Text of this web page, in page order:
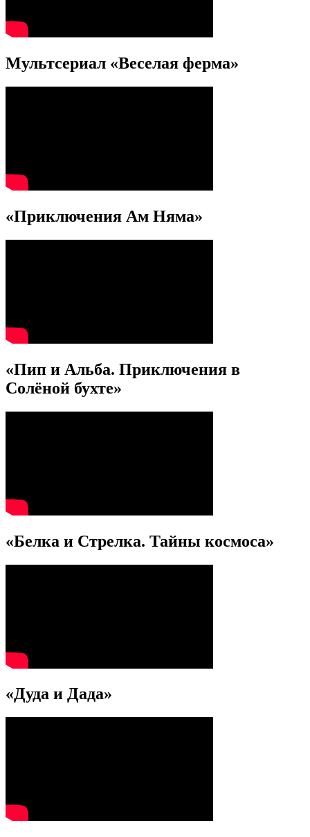
Мультсериал «Веселая ферма»
«Приключения Ам Няма»
«Пип и Альба. Приключения в
Солёной бухте»
«Белка и Стрелка. Тайны космоса»
«Дуда и Дада»